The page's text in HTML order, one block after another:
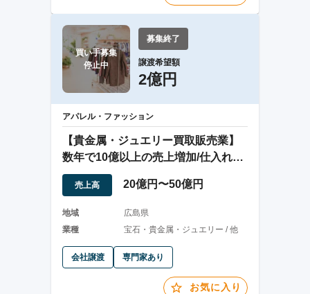
買い手募集
停止中
募集終了
譲渡希望額
2億円
アパレル・ファッション
【貴金属・ジュエリー買取販売業】
数年で10億以上の売上増加/仕入れ
（買取）に強み
売上高 20億円〜50億円
地域
広島県
業種
宝石・貴金属・ジュエリー / 他
会社譲渡 専門家あり
お気に入り